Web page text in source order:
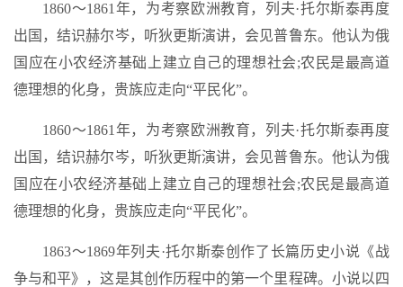
1860～1861年，为考察欧洲教育，列夫·托尔斯泰再度
出国，结识赫尔岑，听狄更斯演讲，会见普鲁东。他认为俄
国应在小农经济基础上建立自己的理想社会;农民是最高道
德理想的化身，贵族应走向“平民化”。
1860～1861年，为考察欧洲教育，列夫·托尔斯泰再度
出国，结识赫尔岑，听狄更斯演讲，会见普鲁东。他认为俄
国应在小农经济基础上建立自己的理想社会;农民是最高道
德理想的化身，贵族应走向“平民化”。
1863～1869年列夫·托尔斯泰创作了长篇历史小说《战
争与和平》，这是其创作历程中的第一个里程碑。小说以四